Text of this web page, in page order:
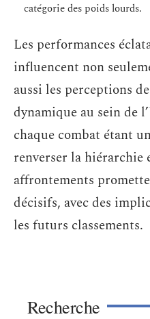
catégorie des poids lourds.
Les performances
influencent non
aussi les perceptions
dynamique au sein de
chaque combat étant
renverser la hiérarchie
affrontements
décisifs, avec des
les futurs classements.
Recherche